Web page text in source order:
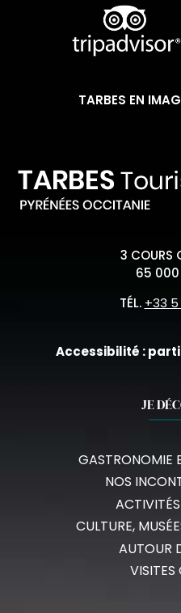
TARBES EN
3 COURS
65 000
TÉL. +33 5
Accessibilité :
JE
GASTRONOMIE
NOS
CULTURE,
AUTOUR
VISITES